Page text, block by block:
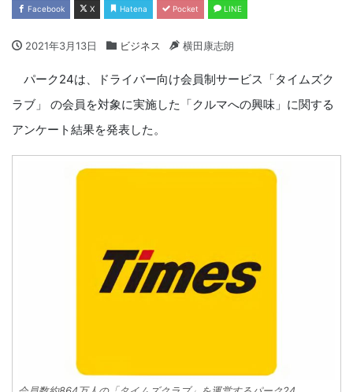
Facebook X Hatena Pocket LINE
2021年3月13日 ビジネス 横田康志朗
パーク24は、ドライバー向け会員制サービス「タイムズク
ラブ」 の会員を対象に実施した「クルマへの興味」に関する
アンケート結果を発表した。